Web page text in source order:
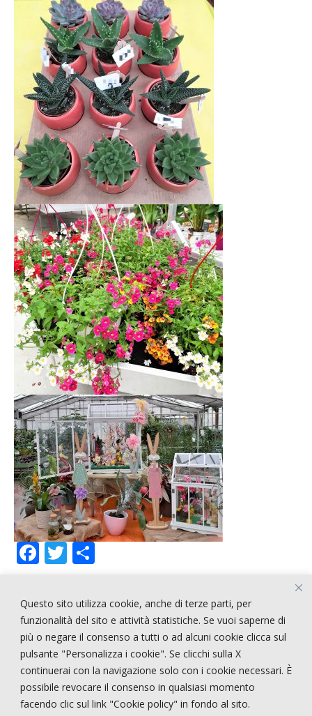
Questo sito utilizza cookie, anche di terze parti, per
funzionalità del sito e attività statistiche. Se vuoi saperne di
più o negare il consenso a tutti o ad alcuni cookie clicca sul
pulsante "Personalizza i cookie". Se clicchi sulla X
continuerai con la navigazione solo con i cookie necessari. È
possibile revocare il consenso in qualsiasi momento
facendo clic sul link "Cookie policy" in fondo al sito.
F
e
b
o
o
k
T
itt
er
n
di
vi
di
ARTICOLI RECENTI
!!!!! CERCASI PERSONALE !!!!
STRANGE STYLE
NEPENTHES